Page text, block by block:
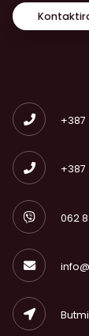
+387
+387
062